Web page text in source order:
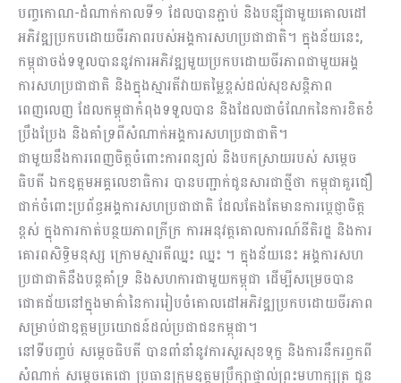
បញ្ចកោណ-ដំណាក់កាលទី១ ដែលបានភ្ជាប់ និងបន្ស៊ីជាមួយគោលដៅ
អភិវឌ្ឍប្រកបដោយចីរភាពរបស់អង្គការសហប្រជាជាតិ។ ក្នុងន័យនេះ,
កម្ពុជាចង់ទទួលបាននូវការអភិវឌ្ឍមួយប្រកបដោយចីរភាពជាមួយអង្គ
ការសហប្រជាជាតិ និងក្នុងស្មារតីវាយតម្លៃខ្ពស់ដល់សុខសន្តិភាព
ពេញលេញ ដែលកម្ពុជាកំពុងទទួលបាន និងដែលជាចំណែកនៃការខិតខំ
ប្រឹងប្រែង និងគាំទ្រពីសំណាក់អង្គការសហប្រជាជាតិ។
ជាមួយនឹងការពេញចិត្តចំពោះការពន្យល់ និងបកស្រាយរបស់ សម្ដេច
ធិបតី ឯកឧត្តមអគ្គលេខាធិការ បានបញ្ជាក់ជូនសារជាថ្មីថា កម្ពុជាគួរជឿ
ជាក់ចំពោះប្រព័ន្ធអង្គការសហប្រជាជាតិ ដែលតែងតែមានការប្ដេជ្ញាចិត្ត
ខ្ពស់ ក្នុងការកាត់បន្ថយភាពក្រីក្រ ការអនុវត្តគោលការណ៍នីតិរដ្ឋ និងការ
គោរពសិទ្ធិមនុស្ស ក្រោមស្មារតីឈ្នះ ឈ្នះ ។ ក្នុងន័យនេះ អង្គការសហ
ប្រជាជាតិនឹងបន្តគាំទ្រ និងសហការជាមួយកម្ពុជា ដើម្បីសម្រេចបាន
ជោគជ័យនៅក្នុងមាគ៌ានៃការរៀបចំគោលដៅអភិវឌ្ឍប្រកបដោយចីរភាព
សម្រាប់ជាឧត្តមប្រយោជន៍ដល់ប្រជាជនកម្ពុជា។
នៅទីបញ្ចប់ សម្តេចធិបតី បានពាំនាំនូវការសួរសុខទុក្ខ និងការនឹករឭកពី
សំណាក់ សម្តេចតេជោ ប្រធានក្រុមឧត្តមប្រឹក្សាផ្ទាល់ព្រះមហាក្សត្រ ជូន